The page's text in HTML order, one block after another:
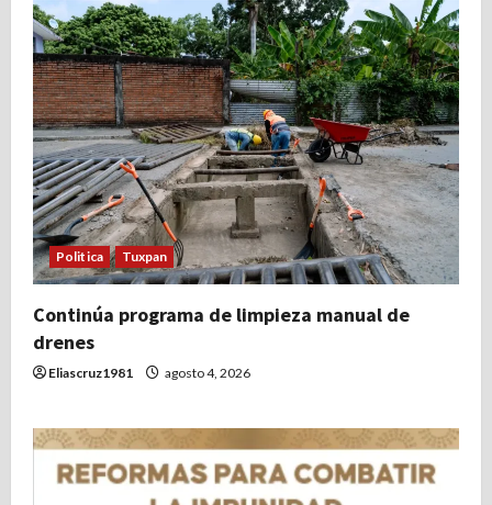
Politica Tuxpan
Continúa programa de limpieza manual de
drenes
Eliascruz1981 agosto 4, 2026